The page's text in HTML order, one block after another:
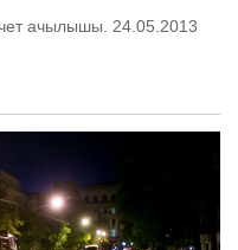
ачылышы. 24.05.2013